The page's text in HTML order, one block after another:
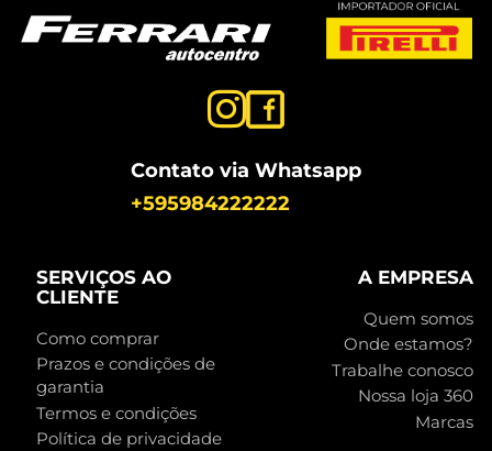
Contato via Whatsapp
+595984222222
SERVIÇOS AO
CLIENTE
Como comprar
Prazos e condições de
garantia
Termos e condições
Política de privacidade
A EMPRESA
Quem somos
Onde estamos?
Trabalhe conosco
Nossa loja 360
Marcas